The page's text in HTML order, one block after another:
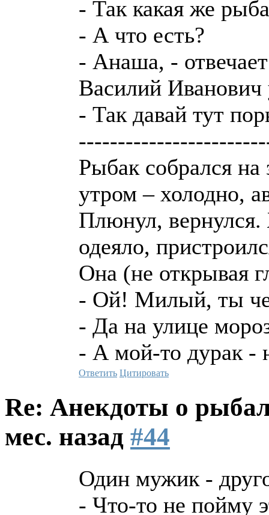
- Так какая же
- А что есть?
- Анаша, -
Василий Иванович
- Так давай тут
Рыбак собрался
утром – холодно,
Плюнул,
одеяло,
Она (не открывая
- Ой! Милый, ты
- Да на улице
- А мой-то дурак -
Ответить Цитировать
Re: Анекдоты о
мес. назад #44
Один мужик -
- Что-то не пойму